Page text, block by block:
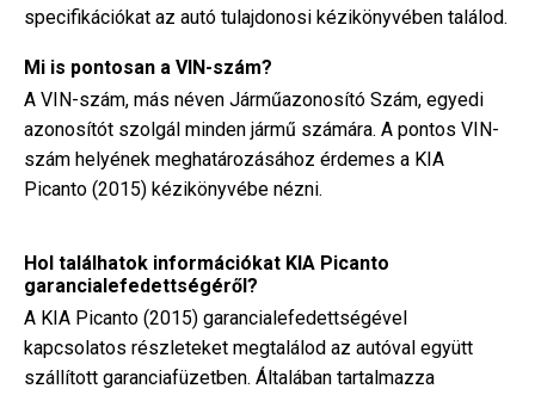
specifikációkat az autó tulajdonosi kézikönyvében találod.
Mi is pontosan a VIN-szám?
A VIN-szám, más néven Járműazonosító Szám, egyedi
azonosítót szolgál minden jármű számára. A pontos VIN-
szám helyének meghatározásához érdemes a KIA
Picanto (2015) kézikönyvébe nézni.
Hol találhatok információkat KIA Picanto
garancialefedettségéről?
A KIA Picanto (2015) garancialefedettségével
kapcsolatos részleteket megtalálod az autóval együtt
szállított garanciafüzetben. Általában tartalmazza